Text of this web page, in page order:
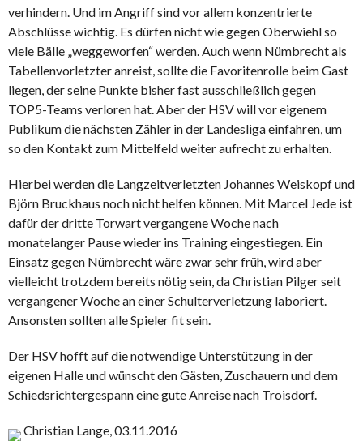
verhindern. Und im Angriff sind vor allem konzentrierte
Abschlüsse wichtig. Es dürfen nicht wie gegen Oberwiehl so
viele Bälle „weggeworfen“ werden. Auch wenn Nümbrecht als
Tabellenvorletzter anreist, sollte die Favoritenrolle beim Gast
liegen, der seine Punkte bisher fast ausschließlich gegen
TOP5-Teams verloren hat. Aber der HSV will vor eigenem
Publikum die nächsten Zähler in der Landesliga einfahren, um
so den Kontakt zum Mittelfeld weiter aufrecht zu erhalten.
Hierbei werden die Langzeitverletzten Johannes Weiskopf und
Björn Bruckhaus noch nicht helfen können. Mit Marcel Jede ist
dafür der dritte Torwart vergangene Woche nach
monatelanger Pause wieder ins Training eingestiegen. Ein
Einsatz gegen Nümbrecht wäre zwar sehr früh, wird aber
vielleicht trotzdem bereits nötig sein, da Christian Pilger seit
vergangener Woche an einer Schulterverletzung laboriert.
Ansonsten sollten alle Spieler fit sein.
Der HSV hofft auf die notwendige Unterstützung in der
eigenen Halle und wünscht den Gästen, Zuschauern und dem
Schiedsrichtergespann eine gute Anreise nach Troisdorf.
Christian Lange, 03.11.2016